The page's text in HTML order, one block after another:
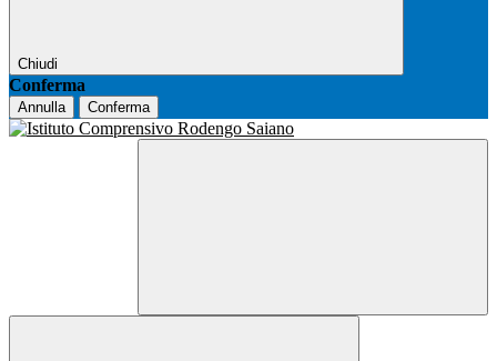
Chiudi
Conferma
Annulla Conferma